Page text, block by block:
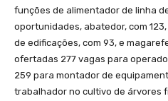
funções de alimentador de linha
oportunidades, abatedor, com
de edificações, com 93, e
ofertadas 277 vagas para
259 para montador de
trabalhador no cultivo de árvores